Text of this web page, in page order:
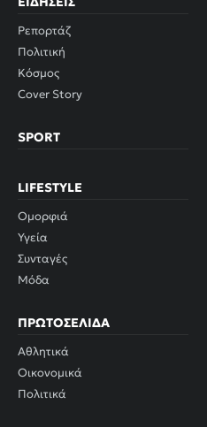
Ρεπορτάζ
Πολιτική
Κόσμος
Cover Story
SPORT
LIFESTYLE
Ομορφιά
Υγεία
Συνταγές
Μόδα
ΠΡΩΤΟΣΈΛΙΔΑ
Αθλητικά
Οικονομικά
Πολιτικά